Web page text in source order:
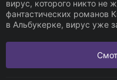
вирус, которого никто
фантастических романов
в Альбукерке, вирус уже